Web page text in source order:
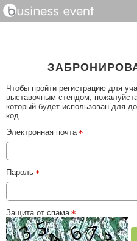
Чтобы пройти регистрацию для
выставочным стендом,
который будет использован для
код
Электронная почта
Пароль
Защита от спама